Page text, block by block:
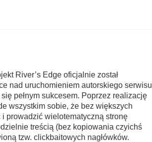
River’s Edge oficjalnie został
nad uruchomieniem autorskiego serwisu
pełnym sukcesem. Poprzez realizację
wszystkim sobie, że bez większych
prowadzić wielotematyczną stronę
treścią (bez kopiowania czyichś
tzw. clickbaitowych nagłówków.